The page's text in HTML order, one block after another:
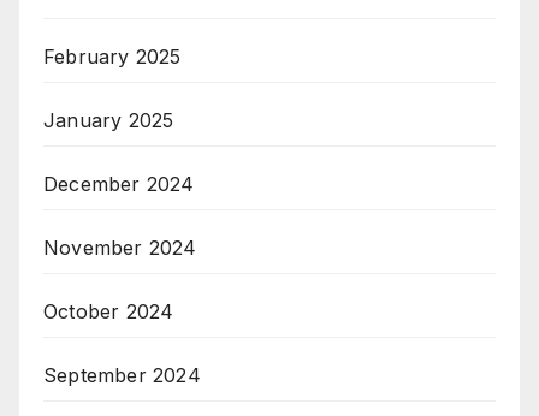
February 2025
January 2025
December 2024
November 2024
October 2024
September 2024